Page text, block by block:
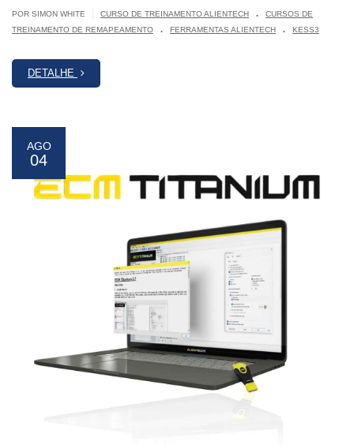
POR SIMON WHITE CURSO DE TREINAMENTO ALIENTECH .
CURSOS DE
TREINAMENTO DE REMAPEAMENTO
. FERRAMENTAS ALIENTECH . KESS3
DETALHE
AGO
04